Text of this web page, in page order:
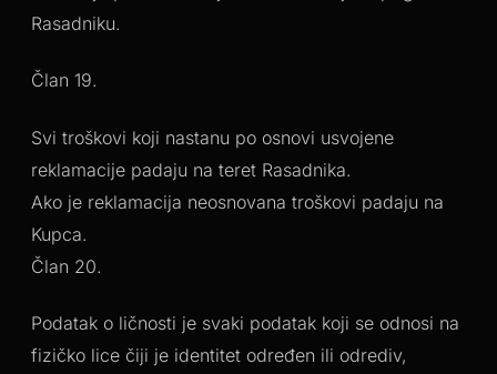
Rasadniku.
Član 19.
Svi troškovi koji nastanu po osnovi usvojene
reklamacije padaju na teret Rasadnika.
Ako je reklamacija neosnovana troškovi padaju na
Kupca.
Član 20.
Podatak o ličnosti je svaki podatak koji se odnosi na
fizičko lice čiji je identitet određen ili odrediv,